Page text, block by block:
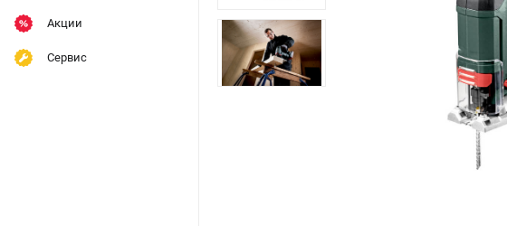
Акции
Сервис